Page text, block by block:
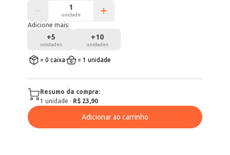
unidade
Adicione mais:
+5
unidades
+10
unidades
= 0 caixa = 1 unidade
Resumo da compra:
1 unidade · R$ 23,90
Adicionar ao carrinho